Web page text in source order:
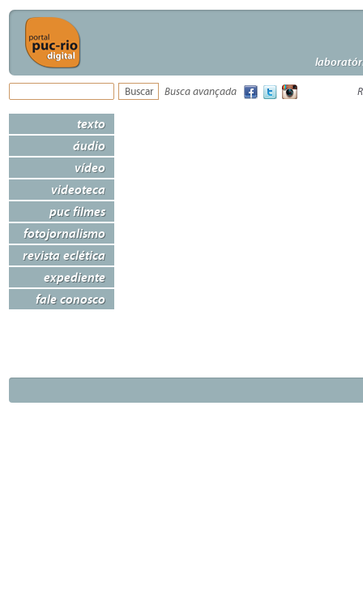
Busca avançada
texto
áudio
vídeo
videoteca
puc filmes
fotojornalismo
revista eclética
expediente
fale conosco